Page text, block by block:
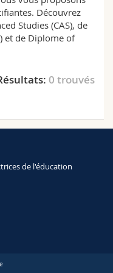
Découvrez
Studies (CAS), de
et de Diplome of
0 trouvés
de l'éducation